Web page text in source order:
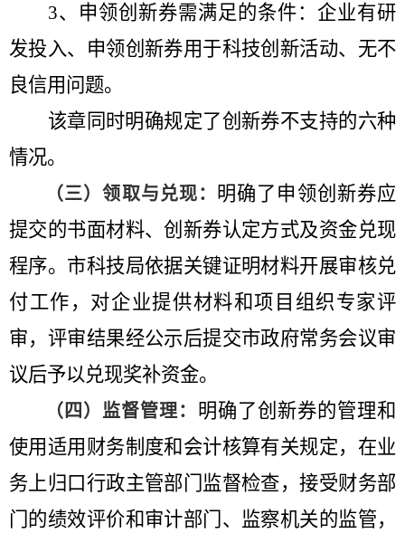
3、 申领创新券需满足的条件：企业有研
发投入、申领创新券用于科技创新活动、无不
良信用问题。
该章同时明确规定了创新券不支持的六种
情况。
（三）领取与兑现： 明确了申领创新券应
提交的书面材料、创新券认定方式及资金兑现
程序。市科技局依据关键证明材料开展审核兑
付工作，对企业提供材料和项目组织专家评
审，评审结果经公示后提交市政府常务会议审
议后予以兑现奖补资金。
（四）监督管理：
明确了创新券的管理和
使用适用财务制度和会计核算有关规定，在业
务上归口行政主管部门监督检查，接受财务部
门的绩效评价和审计部门、监察机关的监管，